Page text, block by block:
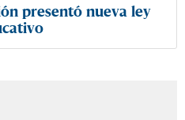
presentó nueva ley